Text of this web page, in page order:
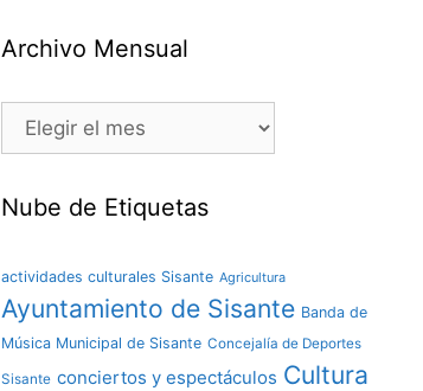
Archivo Mensual
Nube de Etiquetas
actividades culturales Sisante Agricultura
Ayuntamiento de Sisante Banda de
Música Municipal de Sisante Concejalía de Deportes
Sisante conciertos y espectáculos Cultura